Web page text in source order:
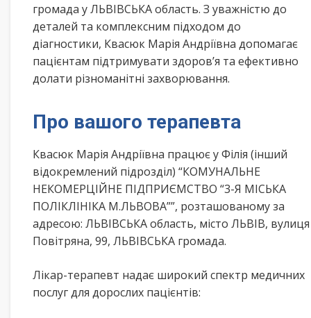
громада у ЛЬВІВСЬКА область. З уважністю до
деталей та комплексним підходом до
діагностики, Квасюк Марія Андріївна допомагає
пацієнтам підтримувати здоров’я та ефективно
долати різноманітні захворювання.
Про вашого терапевта
Квасюк Марія Андріївна працює у Філія (інший
відокремлений підрозділ) “КОМУНАЛЬНЕ
НЕКОМЕРЦІЙНЕ ПІДПРИЄМСТВО “3-Я МІСЬКА
ПОЛІКЛІНІКА М.ЛЬВОВА””, розташованому за
адресою: ЛЬВІВСЬКА область, місто ЛЬВІВ, вулиця
Повітряна, 99, ЛЬВІВСЬКА громада.
Лікар-терапевт надає широкий спектр медичних
послуг для дорослих пацієнтів: